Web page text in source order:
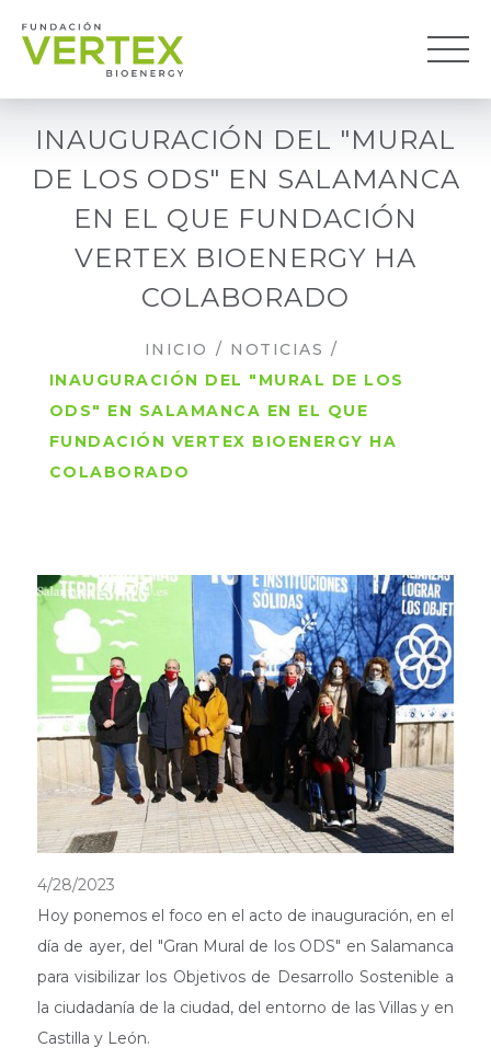
INAUGURACIÓN DEL "MURAL
DE LOS ODS" EN SALAMANCA
EN EL QUE FUNDACIÓN
VERTEX BIOENERGY HA
COLABORADO
INICIO / NOTICIAS /
INAUGURACIÓN DEL "MURAL DE LOS
ODS" EN SALAMANCA EN EL QUE
FUNDACIÓN VERTEX BIOENERGY HA
COLABORADO
4/28/2023
Hoy ponemos el foco en el acto de inauguración, en el
día de ayer, del "Gran Mural de los ODS" en Salamanca
para visibilizar los Objetivos de Desarrollo Sostenible a
la ciudadanía de la ciudad, del entorno de las Villas y en
Castilla y León.